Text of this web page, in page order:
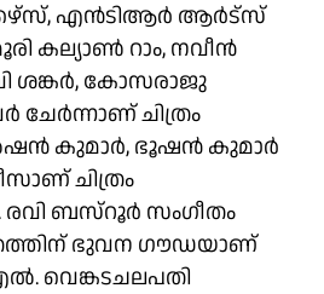
എൻടിആർ ആർട്സ്
കല്യാൺ റാം, നവീൻ
ശങ്കർ, കോസരാജു
ചിത്രം
കുമാർ, ഭൂഷൻ കുമാർ
ചിത്രം
രവി ബസ്റൂർ സംഗീതം
ഭുവന ഗൗഡയാണ്
വെങ്കടചലപതി